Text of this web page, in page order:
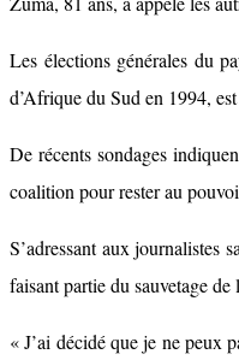
Les élections générales du
d’Afrique du Sud en 1994,
De récents sondages
coalition pour rester au
S’adressant aux journalistes
faisant partie du sauvetage de
« J’ai décidé que je ne peux